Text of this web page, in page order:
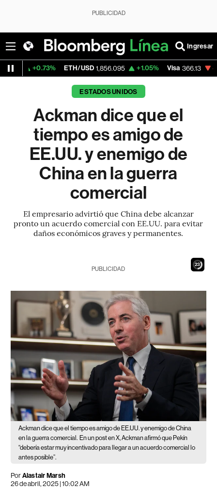
PUBLICIDAD
Ingresar
ETH/USD 1,856.095 +1.05% Visa 366.13 -0.04%
ESTADOS UNIDOS
Ackman dice que el
tiempo es amigo de
EE.UU. y enemigo de
China en la guerra
comercial
El empresario advirtió que China debe alcanzar
pronto un acuerdo comercial con EE.UU. para evitar
daños económicos graves y permanentes.
22
PUBLICIDAD
Ackman dice que el tiempo es amigo de EE.UU. y enemigo de China
en la guerra comercial. En un post en X, Ackman afirmó que Pekín
“debería estar muy incentivado para llegar a un acuerdo comercial lo
antes posible”.
PorAlastair Marsh
26 de abril, 2025 | 10:02 AM